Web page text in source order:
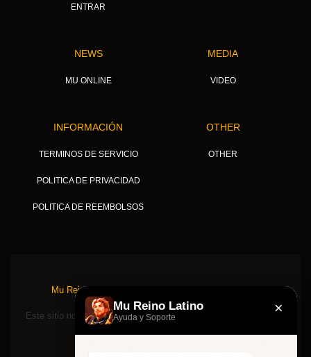
ENTRAR
NEWS
MU ONLINE
MEDIA
VIDEO
INFORMACIÓN
TERMINOS DE SERVICIO
POLITICA DE PRIVACIDAD
POLITICA DE REEMBOLSOS
OTHER
OTHER
Mu Reino Latino © 2026, TODOS LOS DERECHOS
RESERVADOS.
Este sitio no está asociado ni respaldado de ninguna manera por
Mu Reino Latino
Ayuda y Soporte ×